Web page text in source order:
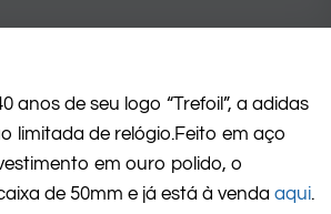
anos de seu logo “Trefoil”, a adidas
limitada de relógio.Feito em aço
em ouro polido, o
de 50mm e já está à venda aqui.